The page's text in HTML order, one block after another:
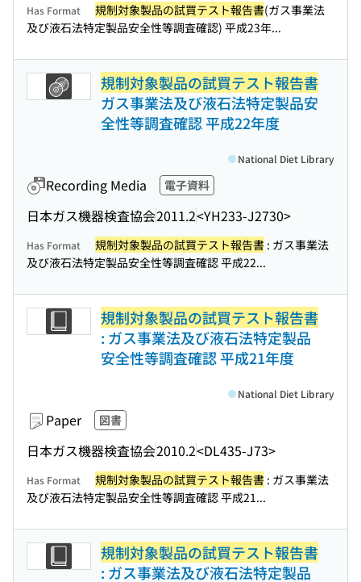
Has Format 規制対象製品の試買テスト報告書(ガス事業法
及び液石法特定製品安全性等調査確認) 平成23年...
規制対象製品の試買テスト報告書
ガス事業法及び液石法特定製品安
全性等調査確認 平成22年度
Recording Media 電子資料
日本ガス機器検査協会2011.2<YH233-J2730>
National Diet Library
Has Format 規制対象製品の試買テスト報告書 : ガス事業法
及び液石法特定製品安全性等調査確認 平成22...
規制対象製品の試買テスト報告書
: ガス事業法及び液石法特定製品
安全性等調査確認 平成21年度
Paper 図書
日本ガス機器検査協会2010.2<DL435-J73>
National Diet Library
Has Format 規制対象製品の試買テスト報告書 : ガス事業法
及び液石法特定製品安全性等調査確認 平成21...
規制対象製品の試買テスト報告書
: ガス事業法及び液石法特定製品